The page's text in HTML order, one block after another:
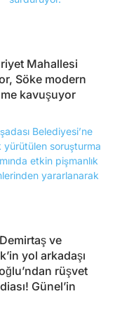
Mahallesi
Söke modern
kavuşuyor
ve
yol arkadaşı
rüşvet
Günel’in